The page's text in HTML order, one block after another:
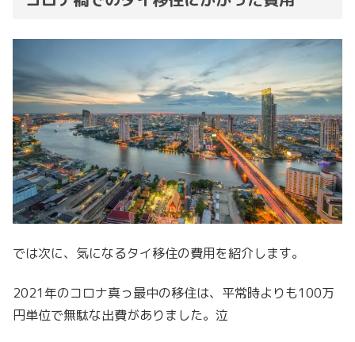
では次に、気になるタイ移住の費用を紹介します。
2021年のコロナ真っ最中の移住は、平常時よりも100万
円単位で無駄な出費がありました。泣